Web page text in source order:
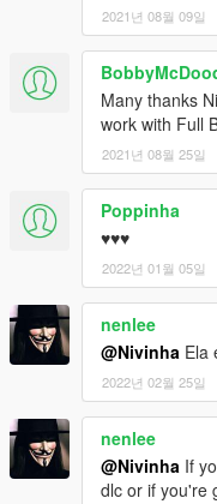
2021년 08월 09일
Many thanks
work with Full
2021년 08월 25일
Poppinha
♥♥♥
2022년 01월 05일
nenlee
@Nivinha Ela
2022년 02월 25일
nenlee
@Nivinha If
dlc or if you're